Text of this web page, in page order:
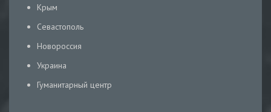
Крым
Севастополь
Новороссия
Украина
Гуманитарный центр